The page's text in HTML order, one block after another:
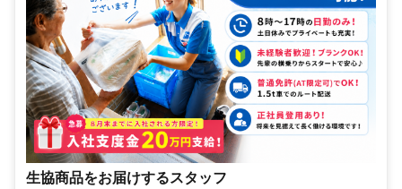
生協商品をお届けするスタッフ